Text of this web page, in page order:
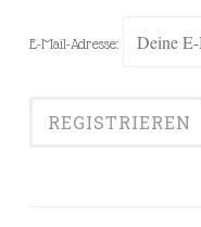
E-Mail-Adresse: